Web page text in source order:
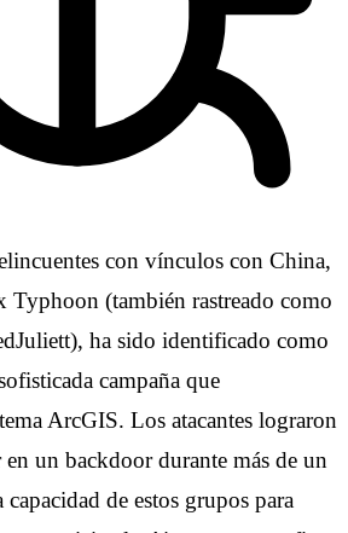
con vínculos con China,
Typhoon (también rastreado como
ha sido identificado como
campaña que
ArcGIS. Los atacantes lograron
un backdoor durante más de un
de estos grupos para